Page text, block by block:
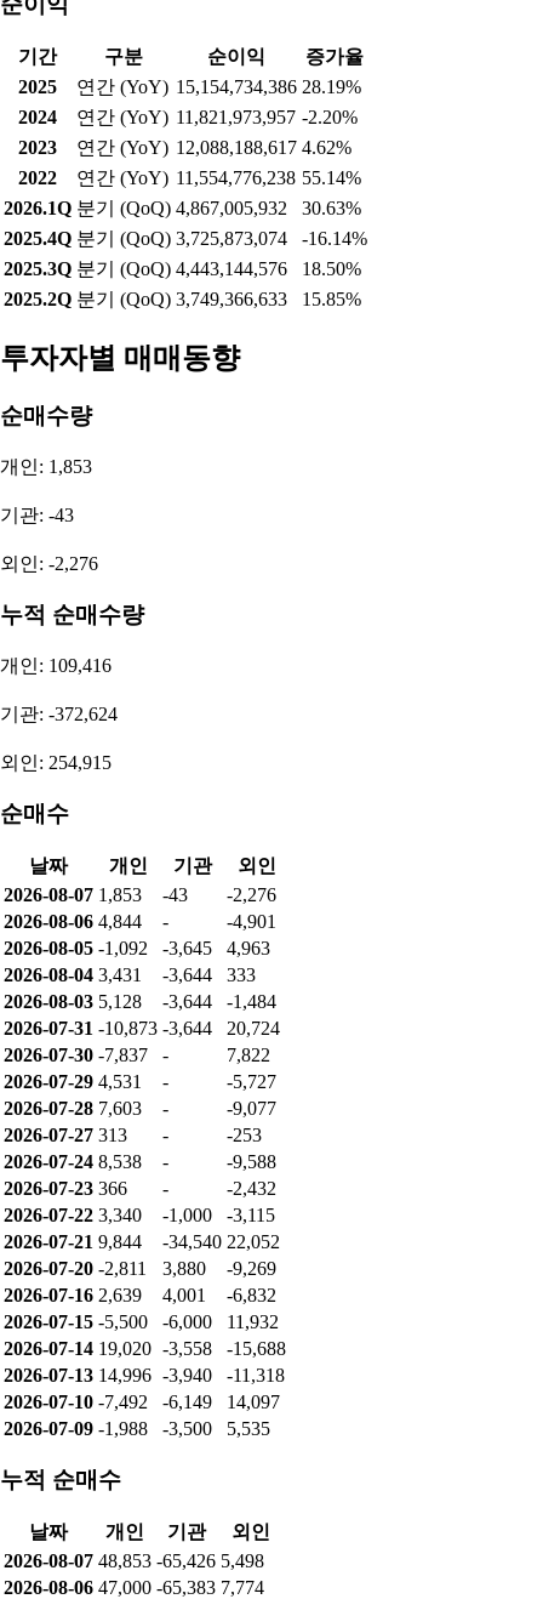
기간 구분 순이익
증가율
2025
연간 (YoY) 15,154,734,386 28.19%
2024
연간 (YoY) 11,821,973,957 -2.20%
2023
연간 (YoY) 12,088,188,617 4.62%
2022
연간 (YoY) 11,554,776,238 55.14%
2026.1Q 분기 (QoQ) 4,867,005,932
30.63%
2025.4Q 분기 (QoQ) 3,725,873,074
-16.14%
2025.3Q 분기 (QoQ) 4,443,144,576
18.50%
2025.2Q 분기 (QoQ) 3,749,366,633 15.85%
투자자별 매매동향
순매수량
개인: 1,853
기관: -43
외인: -2,276
누적 순매수량
개인: 109,416
기관: -372,624
외인: 254,915
순매수
날짜 개인 기관
외인
2026-08-07 1,853 -43
-2,276
2026-08-06 4,844 -
-4,901
2026-08-05 -1,092 -3,645
4,963
2026-08-04 3,431 -3,644
333
2026-08-03 5,128 -3,644
-1,484
2026-07-31 -10,873 -3,644
20,724
2026-07-30 -7,837 -
7,822
2026-07-29 4,531 -
-5,727
2026-07-28 7,603 -
-9,077
2026-07-27 313 -
-253
2026-07-24 8,538 -
-9,588
2026-07-23 366 -
-2,432
2026-07-22 3,340 -1,000
-3,115
2026-07-21 9,844 -34,540 22,052
2026-07-20 -2,811 3,880
-9,269
2026-07-16 2,639 4,001
-6,832
2026-07-15 -5,500 -6,000
11,932
2026-07-14 19,020 -3,558
-15,688
2026-07-13 14,996 -3,940
-11,318
2026-07-10 -7,492 -6,149
14,097
2026-07-09 -1,988 -3,500 5,535
누적 순매수
날짜 개인 기관
외인
2026-08-07 48,853 -65,426 5,498
2026-08-06 47,000 -65,383 7,774